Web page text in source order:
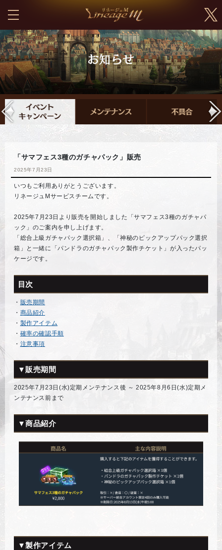
「サマフェス3種のガチャパック」販売
2025年7月23日
いつもご利用ありがとうございます。
リネージュMサービスチームです。
2025年7月23日より販売を開始しました「サマフェス3種のガチャパ
ック」のご案内を申し上げます。
「総合上級ガチャパック選択箱」、「神秘のピックアップパック選択
箱」と一緒に「パンドラのガチャパック製作チケット」が入ったパッ
ケージです。
目次
・ 販売期間
・ 商品紹介
・ 製作アイテム
・ 確率の確認手順
・ 注意事項
▼販売期間
2025年7月23日(水)定期メンテナンス後 ～ 2025年8月6日(水)定期メ
ンテナンス前まで
▼商品紹介
▼製作アイテム